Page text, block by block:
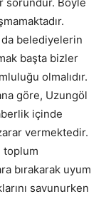
sorundur. Böyle
belediyelerin
başta bizler
olmalıdır.
göre, Uzungöl
içinde
vermektedir.
toplum
bırakarak uyum
savunurken